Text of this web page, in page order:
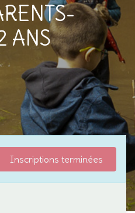
ANS
Inscriptions terminées